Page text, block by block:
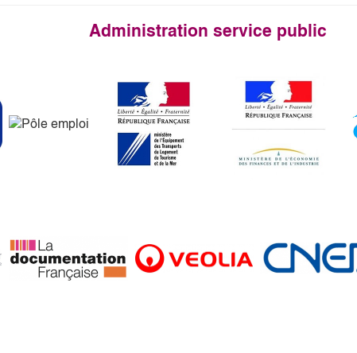
Administration service public